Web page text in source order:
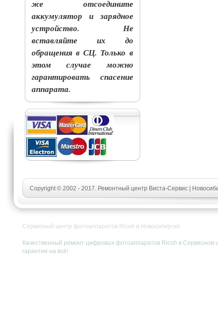
же отсоедините
аккумулятор и зарядное
устройство. Не
вставляйте их до
обращения в СЦ. Только в
этом случае можно
гарантировать спасение
аппарата.
Copyright © 2002 - 2017. Ремонтный центр Виста-Сервис |
Сервисный центр фотоаппаратов Ricoh в Новосибирске
Качественный ремонт цифровых фотоаппаратов Ricoh в Сервисном
гарантия на всё!